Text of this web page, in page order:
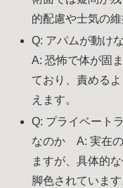
的配慮や士気の
Q: アパムが動け
A: 恐怖で体が固
ており、責める
えます。
Q: プライベート
なのか A: 実在の
ますが、具体的
脚色されています